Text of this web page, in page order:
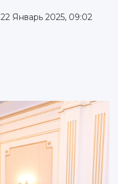
Январь 2025, 09:02